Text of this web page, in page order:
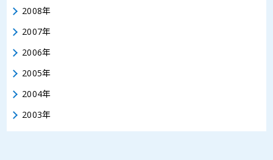
2008年
2007年
2006年
2005年
2004年
2003年